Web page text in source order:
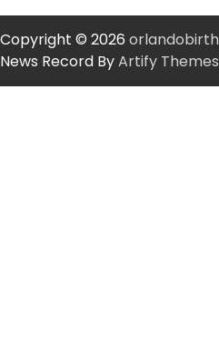
Copyright © 2026
News Record ByArtify Themes